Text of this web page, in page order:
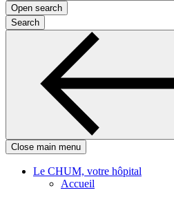
Open search
Search
Close main menu
Le CHUM, votre hôpital
Accueil